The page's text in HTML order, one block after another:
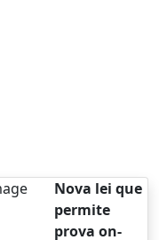
Nova lei que
permite
prova on-